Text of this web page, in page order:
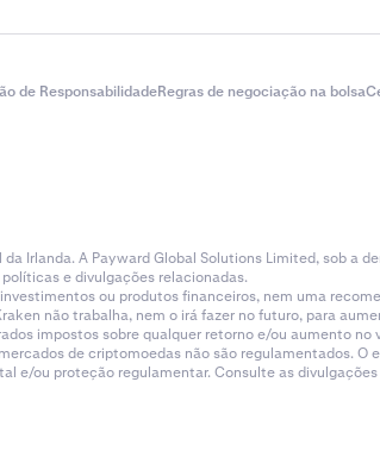
de ResponsabilidadeRegras de negociação na bolsa
Irlanda. A Payward Global Solutions Limited, sob a
e divulgações relacionadas.
ou produtos financeiros, nem uma
não trabalha, nem o irá fazer no futuro, para
impostos sobre qualquer retorno e/ou aumento
de criptomoedas não são regulamentados.
e/ou proteção regulamentar. Consulte as